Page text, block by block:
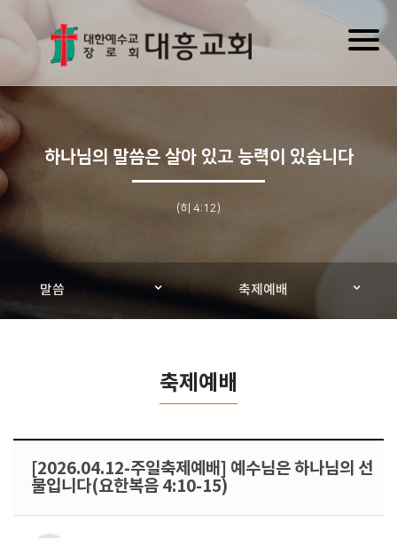
하나님의 말씀은 살아 있고 능력이 있습니다
(히 4:12)
말씀 축제예배
축제예배
[2026.04.12-주일축제예배] 예수님은 하나님의 선
물입니다(요한복음 4:10-15)